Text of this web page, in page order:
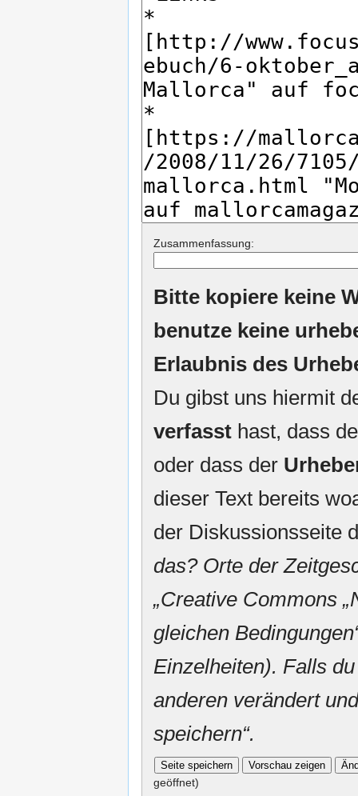
Zusammenfassung:
Bitte kopiere keine
benutze keine
Erlaubnis des
Du gibst uns hiermit
verfasst hast, dass
oder dass der
dieser Text bereits
der Diskussionsseite
das? Orte der
„Creative Commons
gleichen
Einzelheiten). Falls
anderen verändert
speichern“.
geöffnet)